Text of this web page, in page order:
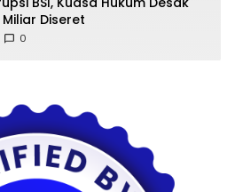
Diseret
0